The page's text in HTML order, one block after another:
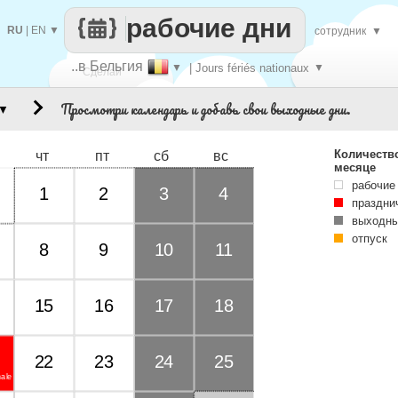
Сделай
..в Бельгия ▼ | Jours fériés nationaux ▼
рабочие дни
RU EN ▼ сотрудник ▼
Просмотри календарь и добавь свои выходные дни.
чт пт сб вс
1 2 3 4
8 9 10 11
15 16 17 18
22 23 24 25
месяце
отпуск